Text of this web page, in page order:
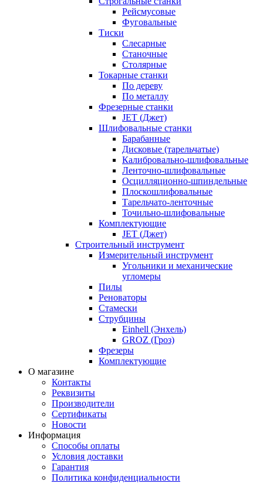
Рейсмусовые
Фуговальные
Тиски
Слесарные
Станочные
Столярные
Токарные станки
По дереву
По металлу
Фрезерные станки
JET (Джет)
Шлифовальные станки
Барабанные
Дисковые (тарельчатые)
Калибровально-шлифовальные
Ленточно-шлифовальные
Осцилляционно-шпиндельные
Плоскошлифовальные
Тарельчато-ленточные
Точильно-шлифовальные
Комплектующие
JET (Джет)
Строительный инструмент
Измерительный инструмент
Угольники и механические
угломеры
Пилы
Реноваторы
Стамески
Струбцины
Einhell (Энхель)
GROZ (Гроз)
Фрезеры
Комплектующие
О магазине
Контакты
Реквизиты
Производители
Сертификаты
Новости
Информация
Способы оплаты
Условия доставки
Гарантия
Политика конфиденциальности